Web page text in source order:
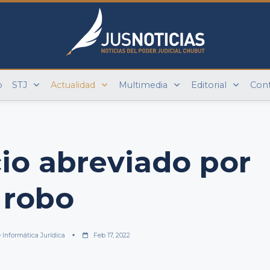
STJ Actualidad Multimedia Editorial
abreviado por
robo
Informática Jurídica Feb 17, 2022